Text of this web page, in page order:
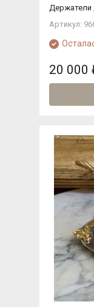
Держатели
Артикул:
20 000